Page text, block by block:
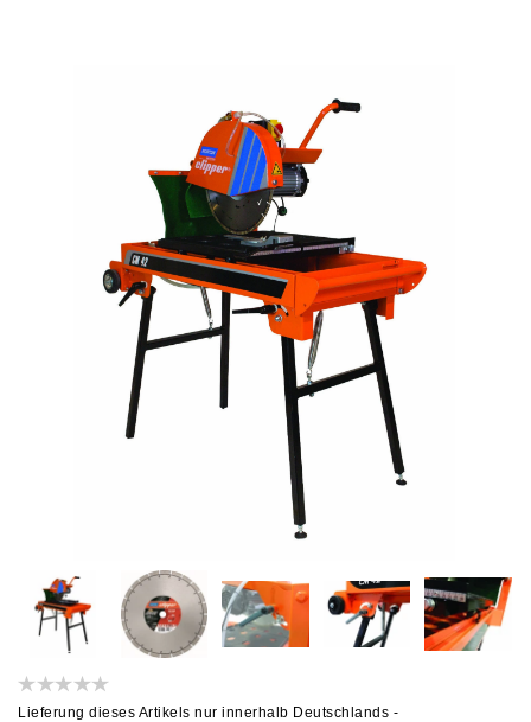
Lieferung dieses Artikels nur innerhalb Deutschlands -